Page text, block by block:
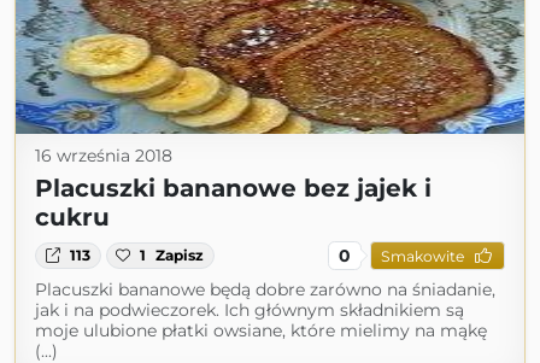
16 września 2018
Placuszki bananowe bez jajek i
cukru
113 1 Zapisz 0 Smakowite
Placuszki bananowe będą dobre zarówno na śniadanie,
jak i na podwieczorek. Ich głównym składnikiem są
moje ulubione płatki owsiane, które mielimy na mąkę
(...)